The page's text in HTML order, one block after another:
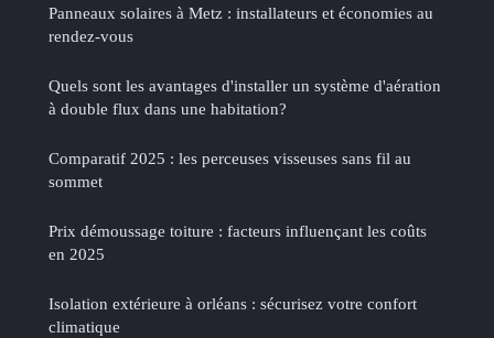
Panneaux solaires à Metz : installateurs et économies au
rendez-vous
Quels sont les avantages d'installer un système d'aération
à double flux dans une habitation?
Comparatif 2025 : les perceuses visseuses sans fil au
sommet
Prix démoussage toiture : facteurs influençant les coûts
en 2025
Isolation extérieure à orléans : sécurisez votre confort
climatique